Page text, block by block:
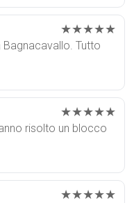
★★★★★
Tutto
★★★★★
risolto un blocco
★★★★★